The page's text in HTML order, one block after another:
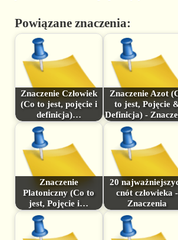
Powiązane znaczenia:
Znaczenie Człowiek
(Co to jest, pojęcie i
definicja)…
Znaczenie Azot
to jest, Pojęcie
Definicja) -
Znaczenie
Platoniczny (Co to
jest, Pojęcie i…
20
cnót człowieka -
Znaczenia